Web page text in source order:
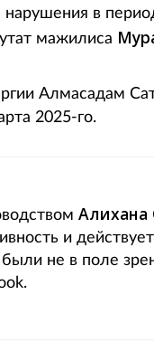
в
мажилиса
Алмасадам
2025-го.
Алихана
и
не в поле